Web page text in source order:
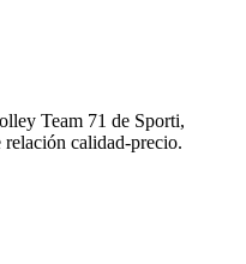
Team 71 de Sporti,
relación calidad-precio.